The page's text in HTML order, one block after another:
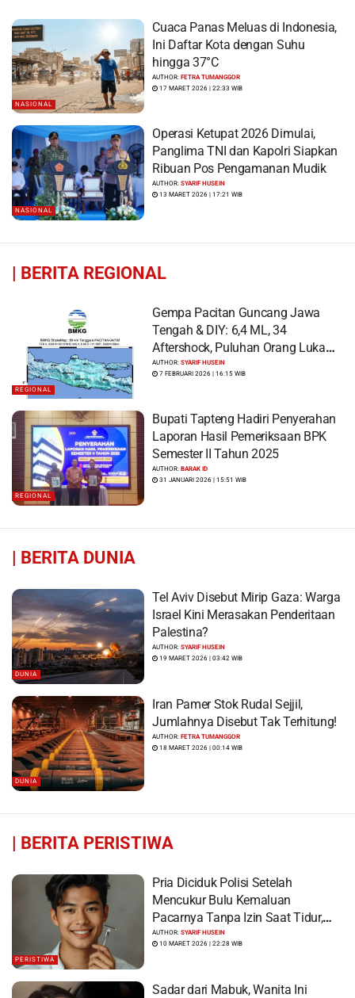
NASIONAL
Cuaca Panas Meluas di Indonesia,
Ini Daftar Kota dengan Suhu
hingga 37°C
AUTHOR:FETRA TUMANGGOR
17 MARET 2026 | 22:33 WIB
NASIONAL
Operasi Ketupat 2026 Dimulai,
Panglima TNI dan Kapolri Siapkan
Ribuan Pos Pengamanan Mudik
AUTHOR:SYARIF HUSEIN
13 MARET 2026 | 17:21 WIB
| BERITA REGIONAL
REGIONAL
Gempa Pacitan Guncang Jawa
Tengah & DIY: 6,4 ML, 34
Aftershock, Puluhan Orang Luka
dan Ratusan Bangunan Rusak
AUTHOR:SYARIF HUSEIN
7 FEBRUARI 2026 | 16:15 WIB
REGIONAL
Bupati Tapteng Hadiri Penyerahan
Laporan Hasil Pemeriksaan BPK
Semester II Tahun 2025
AUTHOR:BARAK ID
31 JANUARI 2026 | 15:51 WIB
BERITA DUNIA
DUNIA
Tel Aviv Disebut Mirip Gaza: Warga
Israel Kini Merasakan Penderitaan
Palestina?
AUTHOR:SYARIF HUSEIN
19 MARET 2026 | 03:42 WIB
DUNIA
Iran Pamer Stok Rudal Sejjil,
Jumlahnya Disebut Tak Terhitung!
AUTHOR:FETRA TUMANGGOR
18 MARET 2026 | 00:14 WIB
BERITA PERISTIWA
PERISTIWA
Pria Diciduk Polisi Setelah
Mencukur Bulu Kemaluan
Pacarnya Tanpa Izin Saat Tidur,
Korban Syok Saat Terbangun
AUTHOR:SYARIF HUSEIN
10 MARET 2026 | 22:28 WIB
Sadar dari Mabuk, Wanita Ini